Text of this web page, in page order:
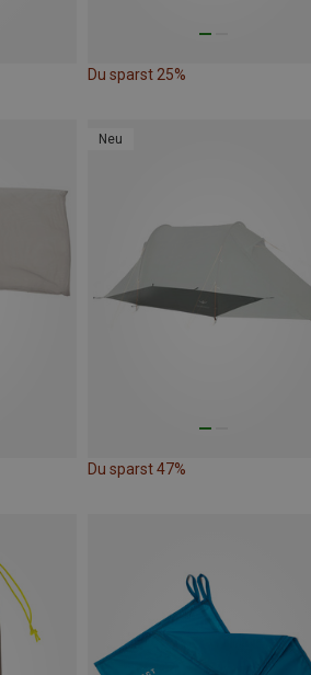
Du sparst 25%
Neu
Du sparst 47%